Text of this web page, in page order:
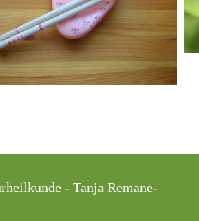
- Tanja Remane-